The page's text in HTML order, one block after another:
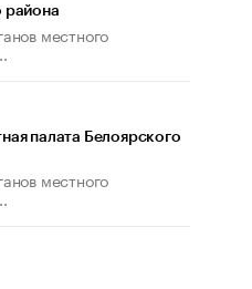
района
местного
палата Белоярского
местного